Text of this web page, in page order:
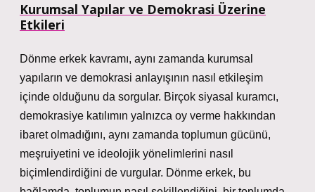
Kurumsal Yapılar ve Demokrasi Üzerine
Etkileri
Dönme erkek kavramı, aynı zamanda kurumsal
yapıların ve demokrasi anlayışının nasıl etkileşim
içinde olduğunu da sorgular. Birçok siyasal kuramcı,
demokrasiye katılımın yalnızca oy verme hakkından
ibaret olmadığını, aynı zamanda toplumun gücünü,
meşruiyetini ve ideolojik yönelimlerini nasıl
biçimlendirdiğini de vurgular. Dönme erkek, bu